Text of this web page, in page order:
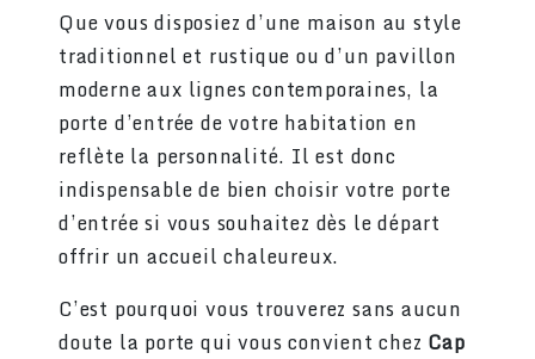
Que vous disposiez d’une maison au style
traditionnel et rustique ou d’un pavillon
moderne aux lignes contemporaines, la
porte d’entrée de votre habitation en
reflète la personnalité. Il est donc
indispensable de bien choisir votre porte
d’entrée si vous souhaitez dès le départ
offrir un accueil chaleureux.
C’est pourquoi vous trouverez sans aucun
doute la porte qui vous convient chez Cap